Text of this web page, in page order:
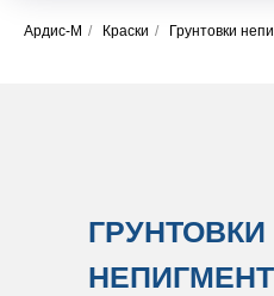
Ардис-М / Краски / Грунтовки
ГРУНТОВКИ